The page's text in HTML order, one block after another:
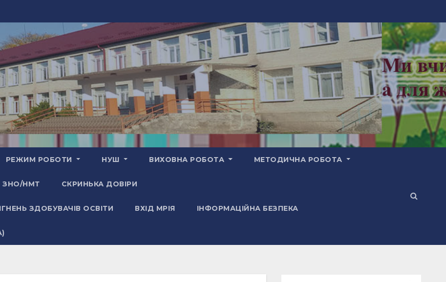
РЕЖИМ РОБОТИ НУШ ВИХОВНА РОБОТА МЕТОДИЧНА РОБОТА
ЗНО/НМТ СКРИНЬКА ДОВІРИ
ЗДОБУВАЧІВ ОСВІТИ ВХІД МРІЯ ІНФОРМАЦІЙНА БЕЗПЕКА